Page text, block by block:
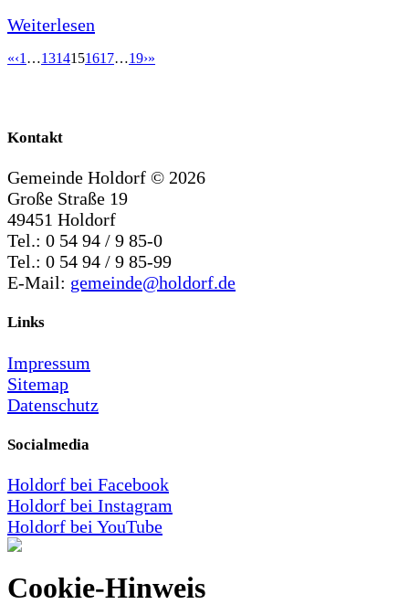
Weiterlesen
«‹1 …1314151617…19›»
Kontakt
Gemeinde Holdorf © 2026
Große Straße 19
49451 Holdorf
Tel.: 0 54 94 / 9 85-0
Tel.: 0 54 94 / 9 85-99
E-Mail: gemeinde@holdorf.de
Links
Impressum
Sitemap
Datenschutz
Socialmedia
Holdorf bei Facebook
Holdorf bei Instagram
Holdorf bei YouTube
Cookie-Hinweis